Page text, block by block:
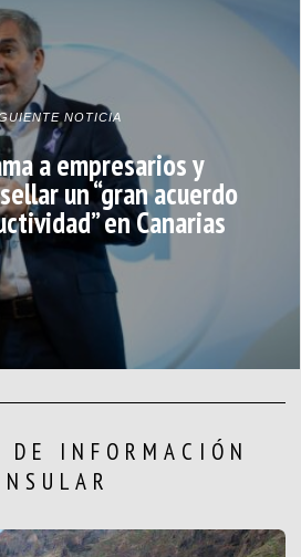
NOTICIA
a empresarios y
un “gran acuerdo
en Canarias
INFORMACIÓN